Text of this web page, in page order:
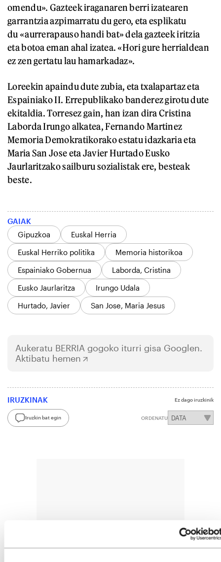
omendu». Gazteek iraganaren berri izatearen
garrantzia azpimarratu du gero, eta esplikatu
du «aurrerapauso handi bat» dela gazteek iritzia
eta botoa eman ahal izatea. «Hori gure herrialdean
ez zen gertatu lau hamarkadaz».
Loreekin apaindu dute zubia, eta txalapartaz eta
Espainiako II. Errepublikako banderez girotu dute
ekitaldia. Torresez gain, han izan dira Cristina
Laborda Irungo alkatea, Fernando Martinez
Memoria Demokratikorako estatu idazkaria eta
Maria San Jose eta Javier Hurtado Eusko
Jaurlaritzako sailburu sozialistak ere, besteak
beste.
GAIAK
Gipuzkoa
Euskal Herria
Euskal Herriko politika
Memoria historikoa
Espainiako Gobernua
Laborda, Cristina
Eusko Jaurlaritza
Irungo Udala
Hurtado, Javier
San Jose, Maria Jesus
Aukeratu BERRIA gogoko iturri gisa Googlen.
Aktibatu hemen
IRUZKINAK Ez dago iruzkinik
Iruzkin bat egin ORDENATU